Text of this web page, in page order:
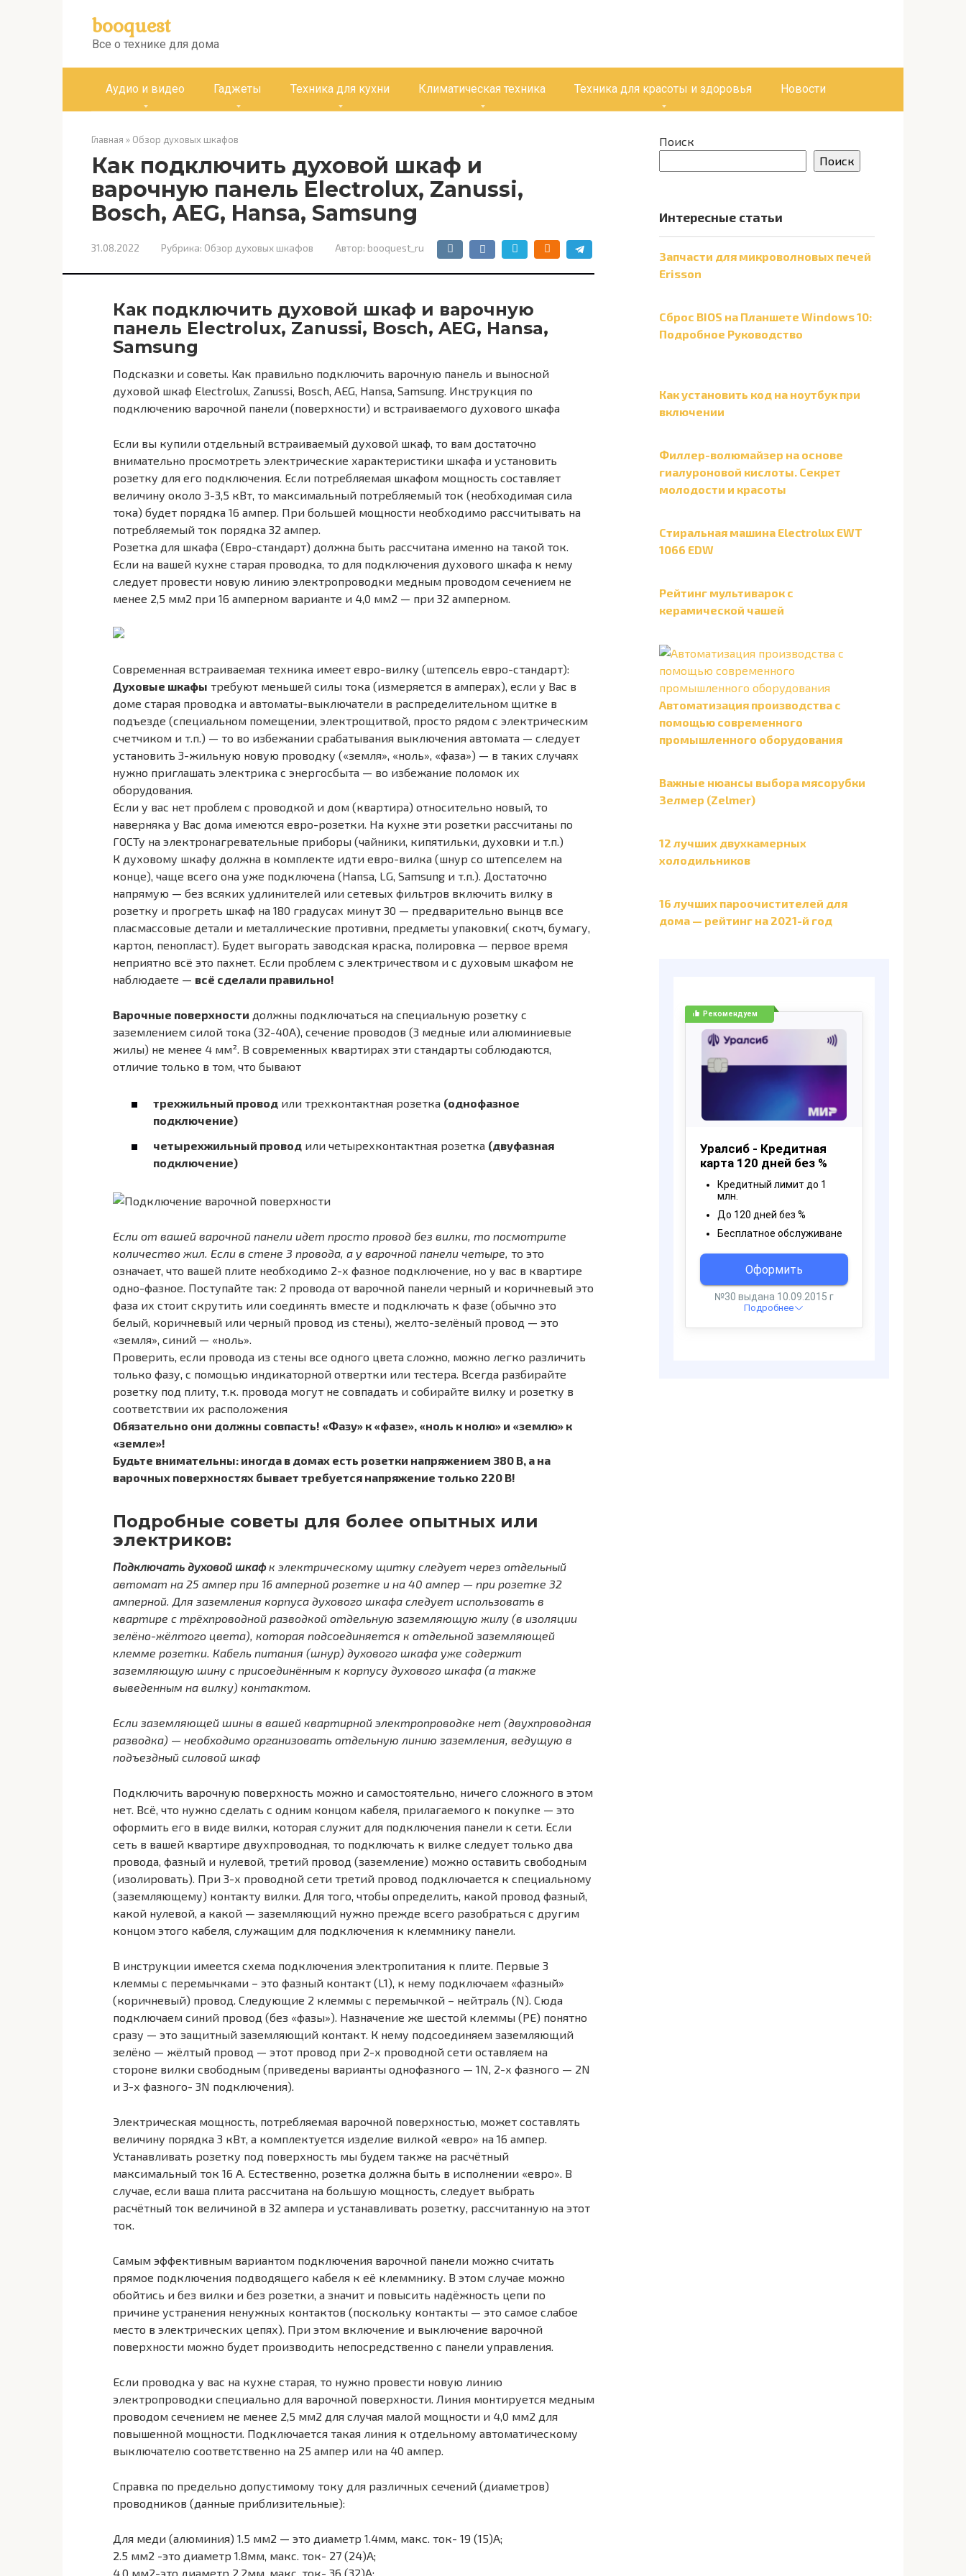
booquest
Все о технике для дома
Аудио и видео Гаджеты Техника для кухни Климатическая техника Техника для красоты и здоровья Новости
Главная » Обзор духовых шкафов
Как подключить духовой шкаф и
варочную панель Electrolux, Zanussi,
Bosch, AEG, Hansa, Samsung
31.08.2022 Рубрика: Обзор духовых шкафов Автор: booquest_ru
Как подключить духовой шкаф и варочную
панель Electrolux, Zanussi, Bosch, AEG, Hansa,
Samsung
Подсказки и советы. Как правильно подключить варочную панель и выносной
духовой шкаф Electrolux, Zanussi, Bosch, AEG, Hansa, Samsung. Инструкция по
подключению варочной панели (поверхности) и встраиваемого духового шкафа
Если вы купили отдельный встраиваемый духовой шкаф, то вам достаточно
внимательно просмотреть электрические характеристики шкафа и установить
розетку для его подключения. Если потребляемая шкафом мощность составляет
величину около 3-3,5 кВт, то максимальный потребляемый ток (необходимая сила
тока) будет порядка 16 ампер. При большей мощности необходимо рассчитывать на
потребляемый ток порядка 32 ампер.
Розетка для шкафа (Евро-стандарт) должна быть рассчитана именно на такой ток.
Если на вашей кухне старая проводка, то для подключения духового шкафа к нему
следует провести новую линию электропроводки медным проводом сечением не
менее 2,5 мм2 при 16 амперном варианте и 4,0 мм2 — при 32 амперном.
Современная встраиваемая техника имеет евро-вилку (штепсель евро-стандарт):
Духовые шкафы требуют меньшей силы тока (измеряется в амперах), если у Вас в
доме старая проводка и автоматы-выключатели в распределительном щитке в
подъезде (специальном помещении, электрощитвой, просто рядом с электрическим
счетчиком и т.п.) — то во избежании срабатывания выключения автомата — следует
установить 3-жильную новую проводку («земля», «ноль», «фаза») — в таких случаях
нужно приглашать электрика с энергосбыта — во избежание поломок их
оборудования.
Если у вас нет проблем с проводкой и дом (квартира) относительно новый, то
наверняка у Вас дома имеются евро-розетки. На кухне эти розетки рассчитаны по
ГОСТу на электронагревательные приборы (чайники, кипятильки, духовки и т.п.)
К духовому шкафу должна в комплекте идти евро-вилка (шнур со штепселем на
конце), чаще всего она уже подключена (Hansa, LG, Samsung и т.п.). Достаточно
напрямую — без всяких удлинителей или сетевых фильтров включить вилку в
розетку и прогреть шкаф на 180 градусах минут 30 — предварительно вынцв все
пласмассовые детали и металлические противни, предметы упаковки( скотч, бумагу,
картон, пенопласт). Будет выгорать заводская краска, полировка — первое время
неприятно всё это пахнет. Если проблем с электричеством и с духовым шкафом не
наблюдаете — всё сделали правильно!
Варочные поверхности должны подключаться на специальную розетку с
заземлением силой тока (32-40А), сечение проводов (3 медные или алюминиевые
жилы) не менее 4 мм². В современных квартирах эти стандарты соблюдаются,
отличие только в том, что бывают
трехжильный провод или трехконтактная розетка (однофазное
подключение)
четырехжильный провод или четырехконтактная розетка (двуфазная
подключение)
Если от вашей варочной панели идет просто провод без вилки, то посмотрите
количество жил. Если в стене 3 провода, а у варочной панели четыре, то это
означает, что вашей плите необходимо 2-х фазное подключение, но у вас в квартире
одно-фазное. Поступайте так: 2 провода от варочной панели черный и коричневый это
фаза их стоит скрутить или соединять вместе и подключать к фазе (обычно это
белый, коричневый или черный провод из стены), желто-зелёный провод — это
«земля», синий — «ноль».
Проверить, если провода из стены все одного цвета сложно, можно легко различить
только фазу, с помощью индикаторной отвертки или тестера. Всегда разбирайте
розетку под плиту, т.к. провода могут не совпадать и собирайте вилку и розетку в
соответствии их расположения
Обязательно они должны совпасть! «Фазу» к «фазе», «ноль к нолю» и «землю» к
«земле»!
Будьте внимательны: иногда в домах есть розетки напряжением 380 В, а на
варочных поверхностях бывает требуется напряжение только 220 В!
Подробные советы для более опытных или
электриков:
Подключать духовой шкафк электрическому щитку следует через отдельный
автомат на 25 ампер при 16 амперной розетке и на 40 ампер — при розетке 32
амперной. Для заземления корпуса духового шкафа следует использовать в
квартире с трёхпроводной разводкой отдельную заземляющую жилу (в изоляции
зелёно-жёлтого цвета), которая подсоединяется к отдельной заземляющей
клемме розетки. Кабель питания (шнур) духового шкафа уже содержит
заземляющую шину с присоединённым к корпусу духового шкафа (а также
выведенным на вилку) контактом.
Если заземляющей шины в вашей квартирной электропроводке нет (двухпроводная
разводка) — необходимо организовать отдельную линию заземления, ведущую в
подъездный силовой шкаф
Подключить варочную поверхность можно и самостоятельно, ничего сложного в этом
нет. Всё, что нужно сделать с одним концом кабеля, прилагаемого к покупке — это
оформить его в виде вилки, которая служит для подключения панели к сети. Если
сеть в вашей квартире двухпроводная, то подключать к вилке следует только два
провода, фазный и нулевой, третий провод (заземление) можно оставить свободным
(изолировать). При 3-х проводной сети третий провод подключается к специальному
(заземляющему) контакту вилки. Для того, чтобы определить, какой провод фазный,
какой нулевой, а какой — заземляющий нужно прежде всего разобраться с другим
концом этого кабеля, служащим для подключения к клеммнику панели.
В инструкции имеется схема подключения электропитания к плите. Первые 3
клеммы с перемычками – это фазный контакт (L1), к нему подключаем «фазный»
(коричневый) провод. Следующие 2 клеммы с перемычкой – нейтраль (N). Сюда
подключаем синий провод (без «фазы»). Назначение же шестой клеммы (РЕ) понятно
сразу — это защитный заземляющий контакт. К нему подсоединяем заземляющий
зелёно — жёлтый провод — этот провод при 2-х проводной сети оставляем на
стороне вилки свободным (приведены варианты однофазного — 1N, 2-х фазного — 2N
и 3-х фазного- 3N подключения).
Электрическая мощность, потребляемая варочной поверхностью, может составлять
величину порядка 3 кВт, а комплектуется изделие вилкой «евро» на 16 ампер.
Устанавливать розетку под поверхность мы будем также на расчётный
максимальный ток 16 А. Естественно, розетка должна быть в исполнении «евро». В
случае, если ваша плита рассчитана на большую мощность, следует выбрать
расчётный ток величиной в 32 ампера и устанавливать розетку, рассчитанную на этот
ток.
Самым эффективным вариантом подключения варочной панели можно считать
прямое подключения подводящего кабеля к её клеммнику. В этом случае можно
обойтись и без вилки и без розетки, а значит и повысить надёжность цепи по
причине устранения ненужных контактов (поскольку контакты — это самое слабое
место в электрических цепях). При этом включение и выключение варочной
поверхности можно будет производить непосредственно с панели управления.
Если проводка у вас на кухне старая, то нужно провести новую линию
электропроводки специально для варочной поверхности. Линия монтируется медным
проводом сечением не менее 2,5 мм2 для случая малой мощности и 4,0 мм2 для
повышенной мощности. Подключается такая линия к отдельному автоматическому
выключателю соответственно на 25 ампер или на 40 ампер.
Справка по предельно допустимому току для различных сечений (диаметров)
проводников (данные приблизительные):
Для меди (алюминия) 1.5 мм2 — это диаметр 1.4мм, макс. ток- 19 (15)А;
2.5 мм2 -это диаметр 1.8мм, макс. ток- 27 (24)А;
4.0 мм2-это диаметр 2.2мм, макс. ток- 36 (32)А;
Поиск
Поиск
Интересные статьи
Запчасти для микроволновых печей
Erisson
Сброс BIOS на Планшете Windows 10:
Подробное Руководство
Как установить код на ноутбук при
включении
Филлер-волюмайзер на основе
гиалуроновой кислоты. Секрет
молодости и красоты
Стиральная машина Electrolux EWT
1066 EDW
Рейтинг мультиварок с
керамической чашей
Автоматизация производства с
помощью современного
промышленного оборудования
Важные нюансы выбора мясорубки
Зелмер (Zelmer)
12 лучших двухкамерных
холодильников
16 лучших пароочистителей для
дома — рейтинг на 2021-й год